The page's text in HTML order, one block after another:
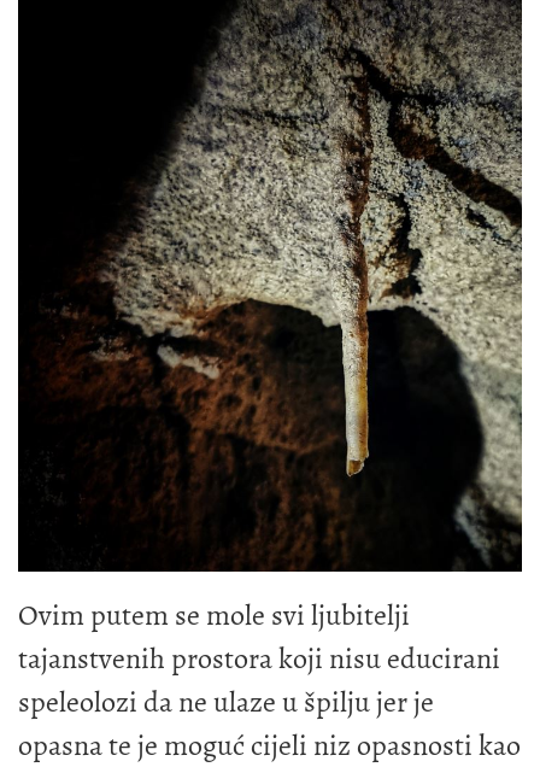
Ovim putem se mole svi ljubitelji
tajanstvenih prostora koji nisu educirani
speleolozi da ne ulaze u špilju jer je
opasna te je moguć cijeli niz opasnosti kao